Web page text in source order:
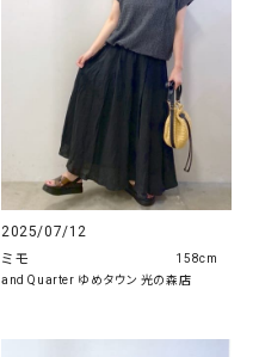
2025/07/12
ミモ
and Quarter ゆめタウン 光の森店
158cm